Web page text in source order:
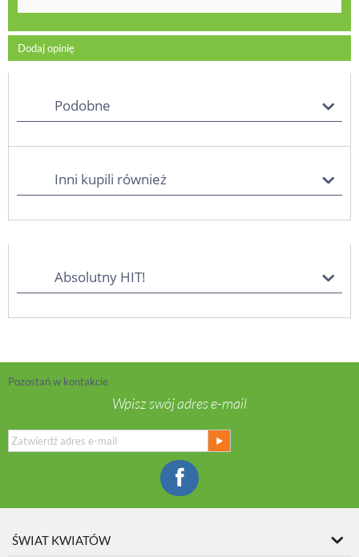
Dodaj opinię
Podobne
Inni kupili również
Absolutny HIT!
Pozostań w kontakcie
Wpisz swój adres e-mail
ŚWIAT KWIATÓW